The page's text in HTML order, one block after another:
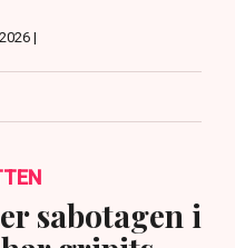
|
sabotagen i